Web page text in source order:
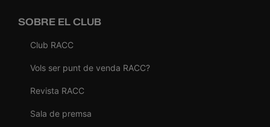
SOBRE EL CLUB
Club RACC
Vols ser punt de venda RACC?
Revista RACC
Sala de premsa